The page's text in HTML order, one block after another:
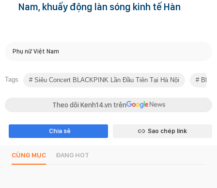
Nam, khuấy động làn sóng kinh tế Hàn
Phụ nữ Việt Nam
Tags Siêu Concert BLACKPINK Lần Đầu Tiên Tại Hà Nội
Theo dõi Kenh14.vn trên
Chia sẻ Sao chép link
CÙNG MỤC ĐANG HOT